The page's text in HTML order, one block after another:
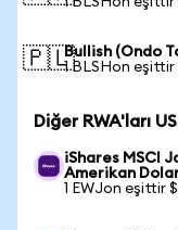
🇵🇱Bullish (Ondo
1 BLSHon eşittir
Diğer RWA'ları
iShares MSCI
Amerikan
1 EWJon eşittir